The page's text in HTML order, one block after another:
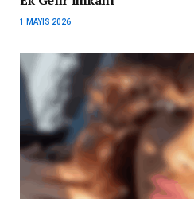
1 MAYIS 2026